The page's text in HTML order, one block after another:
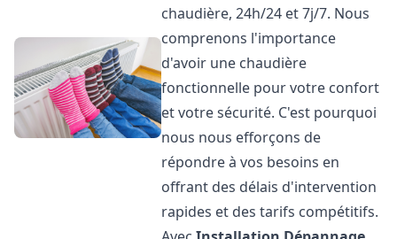
chaudière, 24h/24 et 7j/7. Nous
comprenons l'importance
d'avoir une chaudière
fonctionnelle pour votre confort
et votre sécurité. C'est pourquoi
nous nous efforçons de
répondre à vos besoins en
offrant des délais d'intervention
rapides et des tarifs compétitifs.